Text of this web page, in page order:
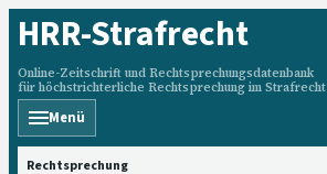
HRR-Strafrecht
Online-Zeitschrift und Rechtsprechungsdatenbank
für höchstrichterliche Rechtsprechung im Strafrecht
Menü
HRRS durchsuchen